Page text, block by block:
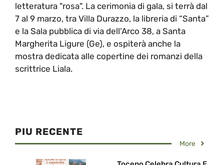
letteratura "rosa". La cerimonia di gala, si terrà dal
7 al 9 marzo, tra Villa Durazzo, la libreria di “Santa”
e la Sala pubblica di via dell’Arco 38, a Santa
Margherita Ligure (Ge), e ospiterà anche la
mostra dedicata alle copertine dei romanzi della
scrittrice Liala.
PIU RECENTE
More